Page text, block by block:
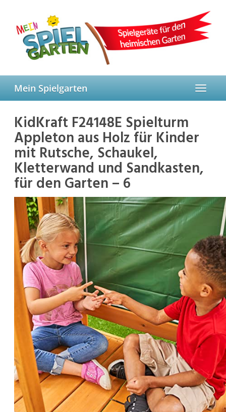
content
Toggle
Mein Spielgarten
KidKraft F24148E Spielturm
Appleton aus Holz für Kinder
mit Rutsche, Schaukel,
Kletterwand und Sandkasten,
für den Garten – 6